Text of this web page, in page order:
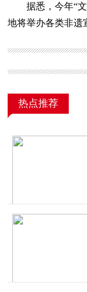
据悉，今年“文
地将举办各类非遗
热点推荐